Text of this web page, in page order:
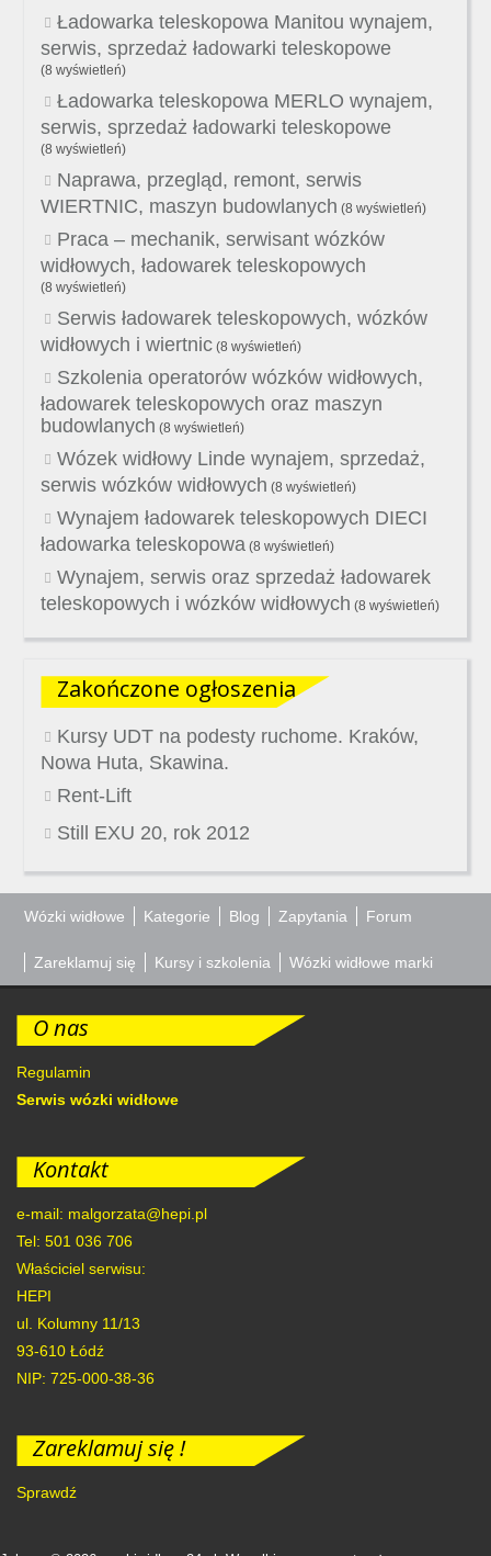
Ładowarka teleskopowa Manitou wynajem,
serwis, sprzedaż ładowarki teleskopowe
(8 wyświetleń)
Ładowarka teleskopowa MERLO wynajem,
serwis, sprzedaż ładowarki teleskopowe
(8 wyświetleń)
Naprawa, przegląd, remont, serwis
WIERTNIC, maszyn budowlanych (8 wyświetleń)
Praca – mechanik, serwisant wózków
widłowych, ładowarek teleskopowych
(8 wyświetleń)
Serwis ładowarek teleskopowych, wózków
widłowych i wiertnic (8 wyświetleń)
Szkolenia operatorów wózków widłowych,
ładowarek teleskopowych oraz maszyn
budowlanych (8 wyświetleń)
Wózek widłowy Linde wynajem, sprzedaż,
serwis wózków widłowych (8 wyświetleń)
Wynajem ładowarek teleskopowych DIECI
ładowarka teleskopowa (8 wyświetleń)
Wynajem, serwis oraz sprzedaż ładowarek
teleskopowych i wózków widłowych (8 wyświetleń)
Zakończone ogłoszenia
Kursy UDT na podesty ruchome. Kraków,
Nowa Huta, Skawina.
Rent-Lift
Still EXU 20, rok 2012
Wózki widłowe Kategorie Blog Zapytania Forum
Zareklamuj się Kursy i szkolenia Wózki widłowe marki
O nas
Regulamin
Serwis wózki widłowe
Kontakt
e-mail: malgorzata@hepi.pl
Tel: 501 036 706
Właściciel serwisu:
HEPI
ul. Kolumny 11/13
93-610 Łódź
NIP: 725-000-38-36
Zareklamuj się !
Sprawdź